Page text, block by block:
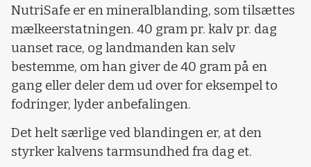
NutriSafe er en mineralblanding, som tilsættes
mælkeerstatningen. 40 gram pr. kalv pr. dag
uanset race, og landmanden kan selv
bestemme, om han giver de 40 gram på en
gang eller deler dem ud over for eksempel to
fodringer, lyder anbefalingen.
Det helt særlige ved blandingen er, at den
styrker kalvens tarmsundhed fra dag et.